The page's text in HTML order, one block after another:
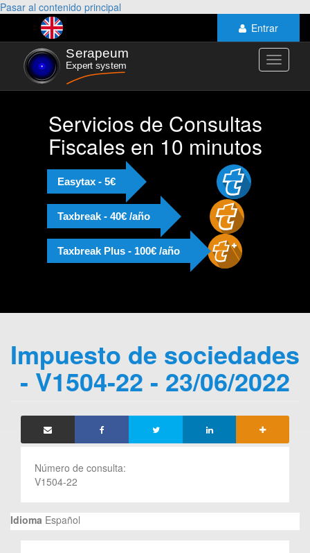
Pasar al contenido principal
Entrar
Toggle
Servicios de Consultas
Fiscales en 10 minutos
Easytax - 5€
Taxbreak - 40€ /año
Taxbreak Plus - 100€ /año
Impuesto de sociedades
- V1504-22 - 23/06/2022
Número de consulta:
V1504-22
Idioma Español